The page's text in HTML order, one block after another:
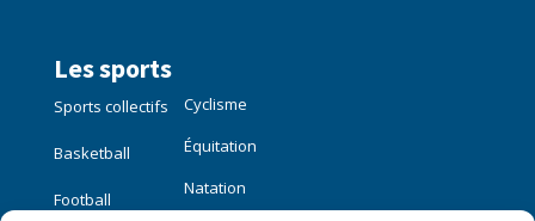
Les sports
Sports collectifs
Basketball
Football
Cyclisme
Équitation
Natation